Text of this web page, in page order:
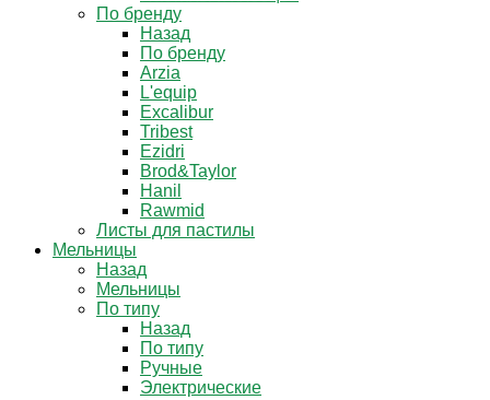
По бренду
Назад
По бренду
Arzia
L'equip
Excalibur
Tribest
Ezidri
Brod&Taylor
Hanil
Rawmid
Листы для пастилы
Мельницы
Назад
Мельницы
По типу
Назад
По типу
Ручные
Электрические